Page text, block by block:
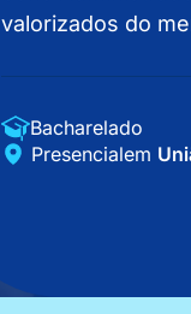
valorizados do
Bacharelado
Presencialem